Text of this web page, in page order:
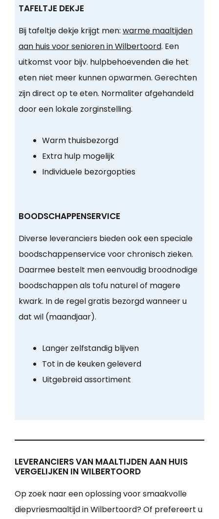
TAFELTJE DEKJE
Bij tafeltje dekje krijgt men: warme maaltijden
aan huis voor senioren in Wilbertoord. Een
uitkomst voor bijv. hulpbehoevenden die het
eten niet meer kunnen opwarmen. Gerechten
zijn direct op te eten. Normaliter afgehandeld
door een lokale zorginstelling.
Warm thuisbezorgd
Extra hulp mogelijk
Individuele bezorgopties
BOODSCHAPPENSERVICE
Diverse leveranciers bieden ook een speciale
boodschappenservice voor chronisch zieken.
Daarmee bestelt men eenvoudig broodnodige
boodschappen als tofu naturel of magere
kwark. In de regel gratis bezorgd wanneer u
dat wil (maandjaar).
Langer zelfstandig blijven
Tot in de keuken geleverd
Uitgebreid assortiment
LEVERANCIERS VAN MAALTIJDEN AAN HUIS
VERGELIJKEN IN WILBERTOORD
Op zoek naar een oplossing voor smaakvolle
diepvriesmaaltijd in Wilbertoord? Of prefereert u